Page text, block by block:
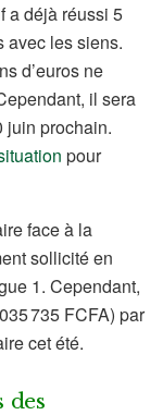
a déjà réussi 5
avec les siens.
d’euros ne
il sera
juin prochain.
pour
face à la
sollicité en
1. Cependant,
735 FCFA) par
cet été.
des